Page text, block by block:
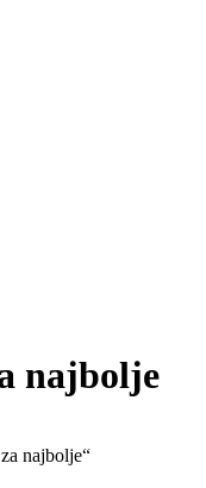
najbolje
najbolje“